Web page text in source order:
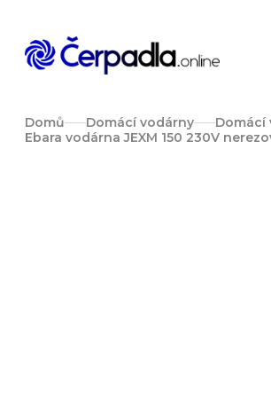
obsah
Domů Domácí vodárny Domácí
Ebara vodárna JEXM 150 230V